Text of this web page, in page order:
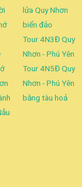
lửa Quy Nhơn
biển đảo
Tour 4N3Đ Quy
Nhơn - Phú Yên
Tour 4N5Đ Quy
Nhơn - Phú Yên
bằng tàu hoả